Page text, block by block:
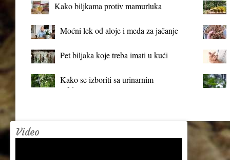
Kako biljkama protiv mamurluka
Moćni lek od aloje i meda za jačanje
Pet biljaka koje treba imati u kući
Kako se izboriti sa urinarnim
infekcijama?
Video